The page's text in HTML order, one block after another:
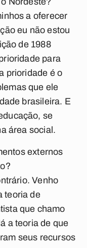
a oferecer
eu não estou
de 1988
para
prioridade é o
que ele
brasileira. E
se
área social.
externos
Venho
teoria de
que chamo
a teoria de que
seus recursos